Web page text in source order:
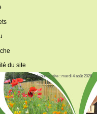
du site
Dernière mise à jour du site : mardi 4 août 2026